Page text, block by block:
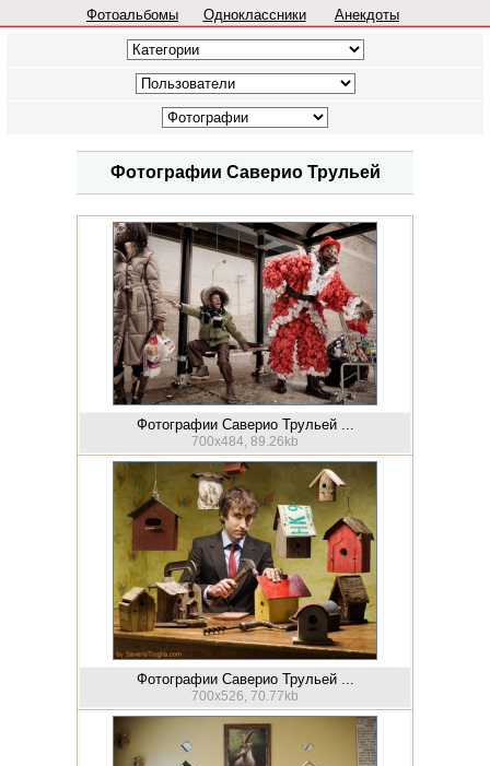
Фотоальбомы Одноклассники Анекдоты
Фотографии Саверио Трульей
Фотографии Саверио Трульей ...
700x484, 89.26kb
Фотографии Саверио Трульей ...
700x526, 70.77kb